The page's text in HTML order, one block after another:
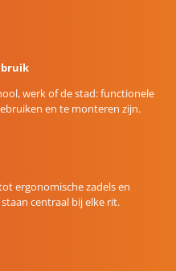
werk of de stad: functionele
en te monteren zijn.
ergonomische zadels en
centraal bij elke rit.